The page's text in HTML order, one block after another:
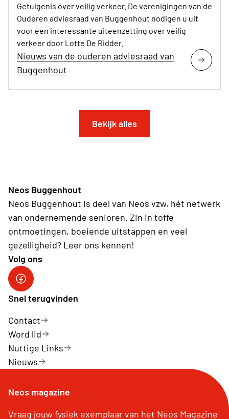
Getuigenis over veilig verkeer. De verenigingen van de
Ouderen adviesraad van Buggenhout nodigen u uit
voor een interessante uiteenzetting over veilig
verkeer door Lotte De Ridder.
Nieuws van de ouderen adviesraad van
Buggenhout
Bekijk alles
Neos Buggenhout
Neos Buggenhout is deel van Neos vzw, hét netwerk
van ondernemende senioren. Zin in toffe
ontmoetingen, boeiende uitstappen en veel
gezelligheid? Leer ons kennen!
Volg ons
Neos DiNA
Snel terugvinden
Contact
Word lid
Nuttige Links
Nieuws
Neos magazine
Vraag jouw fysiek exemplaar van het Neos Magazine